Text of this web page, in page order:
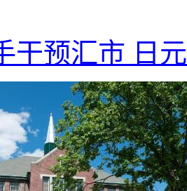
干预汇市 日